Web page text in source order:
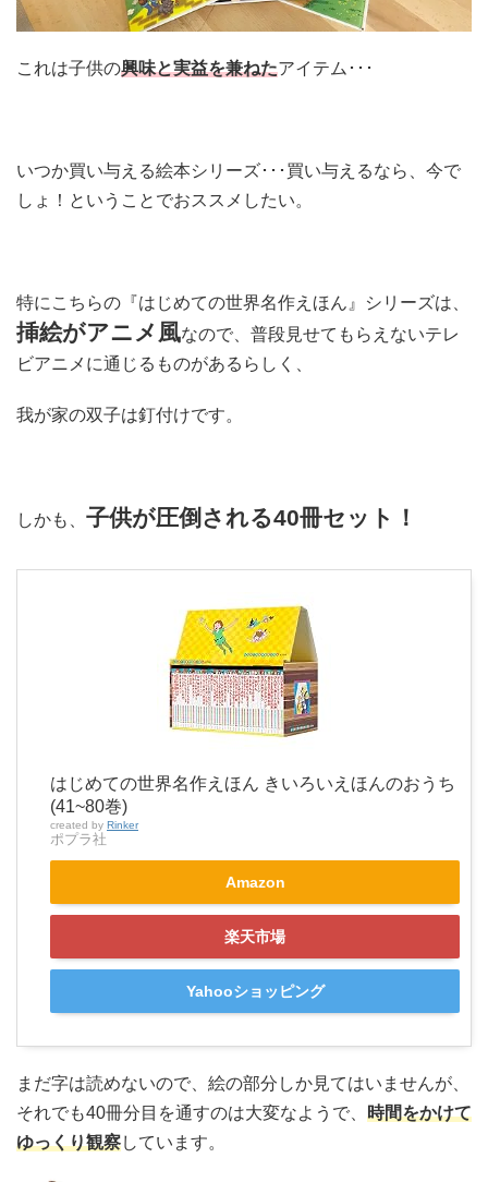
これは子供の興味と実益を兼ねたアイテム･･･
いつか買い与える絵本シリーズ･･･買い与えるなら、今で
しょ！ということでおススメしたい。
特にこちらの『はじめての世界名作えほん』シリーズは、
挿絵がアニメ風なので、普段見せてもらえないテレ
ビアニメに通じるものがあるらしく、
我が家の双子は釘付けです。
しかも、 子供が圧倒される40冊セット！
はじめての世界名作えほん きいろいえほんのおうち
(41~80巻)
created by Rinker
ポプラ社
Amazon
楽天市場
Yahooショッピング
まだ字は読めないので、絵の部分しか見てはいませんが、
それでも40冊分目を通すのは大変なようで、 時間をかけて
ゆっくり観察しています。